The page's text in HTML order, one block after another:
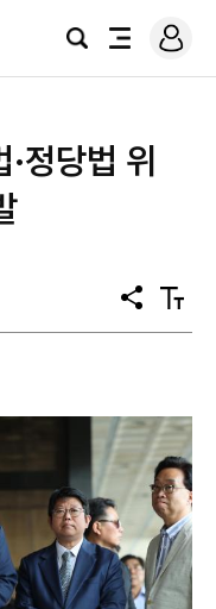
검
전
로
그
정당법 위
공
유
텍
스